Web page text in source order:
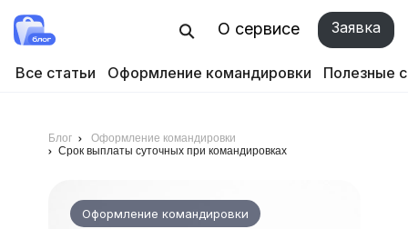
О сервисе Заявка
Все статьи Оформление командировки Полезные
Блог
Оформление командировки
Срок выплаты суточных при командировках
Оформление командировки